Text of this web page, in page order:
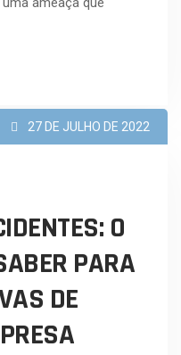
27 DE JULHO DE 2022
O
PARA
DE